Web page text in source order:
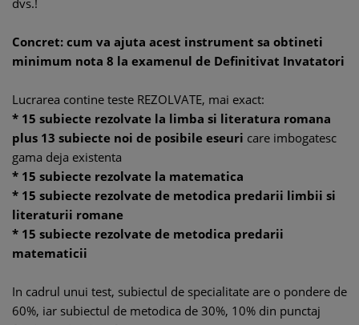
dvs.!
Concret: cum va ajuta acest instrument sa obtineti
minimum nota 8 la examenul de Definitivat Invatatori
Lucrarea contine teste REZOLVATE, mai exact:
* 15 subiecte rezolvate la limba si literatura romana
plus 13 subiecte noi de posibile eseuri care imbogatesc
gama deja existenta
* 15 subiecte rezolvate la matematica
* 15 subiecte rezolvate de metodica predarii limbii si
literaturii romane
* 15 subiecte rezolvate de metodica predarii
matematicii
In cadrul unui test, subiectul de specialitate are o pondere de
60%, iar subiectul de metodica de 30%, 10% din punctaj